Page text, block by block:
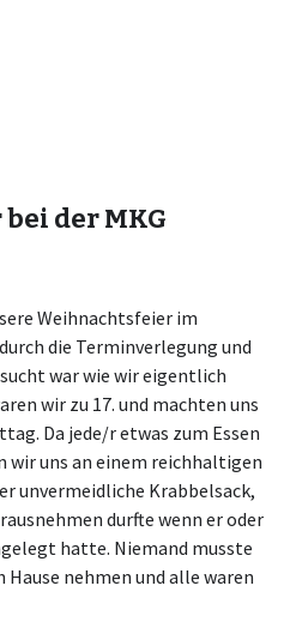
der MKG
Weihnachtsfeier im
die Terminverlegung und
war wie wir eigentlich
wir zu 17. und machten uns
Da jede/r etwas zum Essen
uns an einem reichhaltigen
unvermeidliche Krabbelsack,
durfte wenn er oder
hatte. Niemand musste
nehmen und alle waren